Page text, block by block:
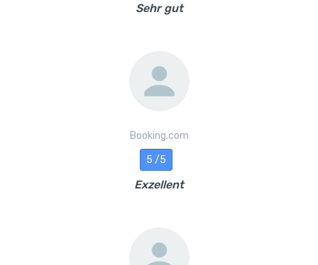
Sehr gut
Booking.com
5 /5
Exzellent